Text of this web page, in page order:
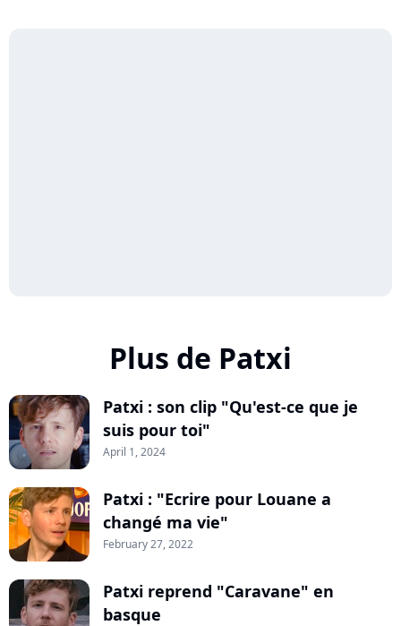
Plus de Patxi
Patxi : son clip "Qu'est-ce que je
suis pour toi"
April 1, 2024
Patxi : "Ecrire pour Louane a
changé ma vie"
February 27, 2022
Patxi reprend "Caravane" en
basque